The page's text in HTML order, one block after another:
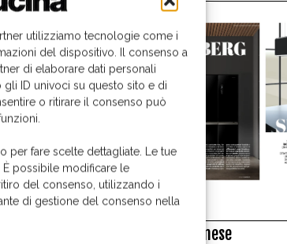
utilizziamo tecnologie come i
del dispositivo. Il consenso a
di elaborare dati personali
ID univoci su questo sito e di
o ritirare il consenso può
per fare scelte dettagliate. Le tue
possibile modificare le
del consenso, utilizzando i
di gestione del consenso nella
Il libro del mese